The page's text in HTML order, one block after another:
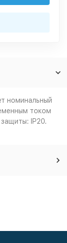
номинальный
током
IP20.